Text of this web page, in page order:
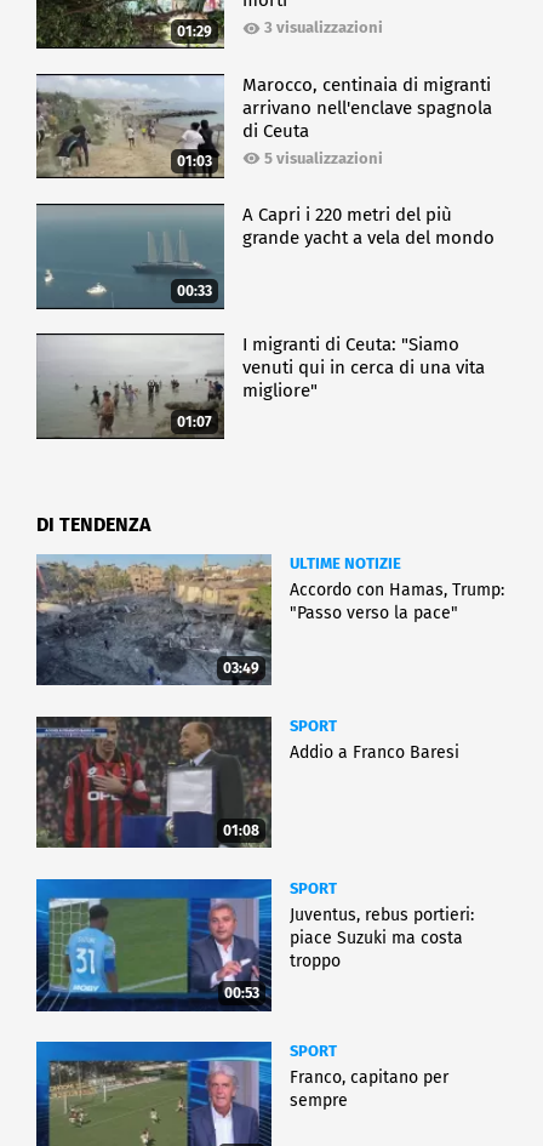
01:29 3 visualizzazioni
01:03
Marocco, centinaia di migranti
arrivano nell'enclave spagnola
di Ceuta
5 visualizzazioni
00:33
A Capri i 220 metri del più
grande yacht a vela del mondo
01:07
I migranti di Ceuta: "Siamo
venuti qui in cerca di una vita
migliore"
DI TENDENZA
03:49
ULTIME NOTIZIE
Accordo con Hamas, Trump:
"Passo verso la pace"
01:08
SPORT
Addio a Franco Baresi
00:53
SPORT
Juventus, rebus portieri:
piace Suzuki ma costa
troppo
SPORT
Franco, capitano per
sempre